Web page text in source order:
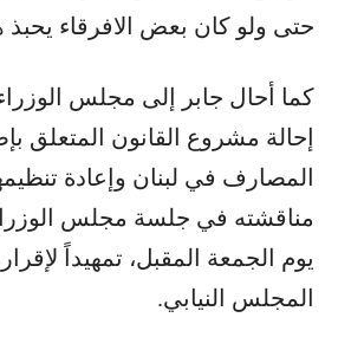
حتى ولو كان بعض الافرقاء
كما أحال جابر إلى مجلس
إحالة مشروع القانون المتعلق
المصارف في لبنان وإعادة
مناقشته في جلسة مجلس
يوم الجمعة المقبل، تمهيداً
المجلس النيابي.